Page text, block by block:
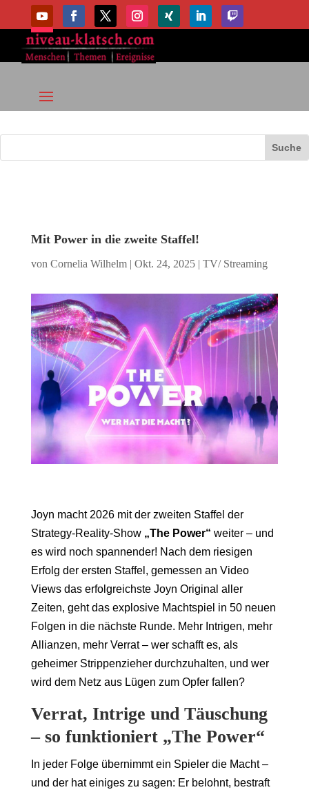
Mit Power in die zweite Staffel!
von Cornelia Wilhelm| Okt. 24, 2025| TV/ Streaming
Joyn macht 2026 mit der zweiten Staffel der
Strategy-Reality-Show „The Power“ weiter – und
es wird noch spannender! Nach dem riesigen
Erfolg der ersten Staffel, gemessen an Video
Views das erfolgreichste Joyn Original aller
Zeiten, geht das explosive Machtspiel in 50 neuen
Folgen in die nächste Runde. Mehr Intrigen, mehr
Allianzen, mehr Verrat – wer schafft es, als
geheimer Strippenzieher durchzuhalten, und wer
wird dem Netz aus Lügen zum Opfer fallen?
Verrat, Intrige und Täuschung
– so funktioniert „The Power“
In jeder Folge übernimmt ein Spieler die Macht –
und der hat einiges zu sagen: Er belohnt, bestraft